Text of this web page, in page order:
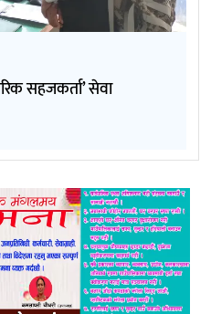
सहजकर्ता’ सेवा